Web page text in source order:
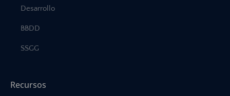
Desarrollo
BBDD
SSGG
Recursos